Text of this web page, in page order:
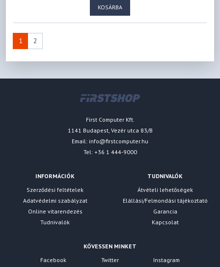
KOSÁRBA
1 2
First Computer Kft.
1141 Budapest, Vezér utca 83/B
Email: info@firstcomputer.hu
Tel: +36 1 444-9000
INFORMÁCIÓK
Szerződési feltételek
Adatvédelmi szabályzat
Online vitarendezés
Tudnivalók
TUDNIVALÓK
Átvételi lehetőségek
Elállási/Felmondási tájékoztató
Garancia
Kapcsolat
KÖVESSEN MINKET
Facebook
Twitter Instagram